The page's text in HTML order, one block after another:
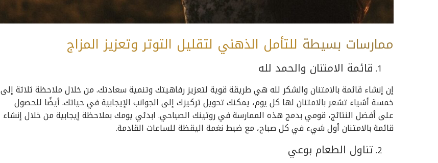
ممارسات بسيطة للتأمل الذهني لتقليل التوتر وتعزيز المزاج
قائمة الامتنان والحمد لله
إن إنشاء قائمة بالامتنان والشكر لله هي طريقة قوية لتعزيز رفاهيتك وتنمية سعادتك. من خلال ملاحظة ثلاثة إلى
خمسة أشياء تشعر بالامتنان لها كل يوم، يمكنك تحويل تركيزك إلى الجوانب الإيجابية في حياتك. أيضًا للحصول
على أفضل النتائج، قومي بدمج هذه الممارسة في روتينك الصباحي. ابدئي يومك بملاحظة إيجابية من خلال إنشاء
قائمة بالامتنان أول شيء في كل صباح، مع ضبط نغمة اليقظة للساعات القادمة.
تناول الطعام بوعي